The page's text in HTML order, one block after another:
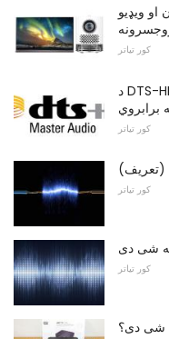
او ویډیو
کور تیاتر
د DTS-HD ماسټر غږ - دا ستاسو د کور تیاتر لپاره
برابروي
کور تیاتر
(تعریف)
کور تیاتر
کور تیاتر
شی دی؟